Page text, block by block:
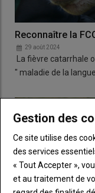
Reconnaître la
29 août 2024
La fièvre catarrhale
" maladie de la
Gestion des
Ce site utilise des
des services
« Tout Accepter »,
et au traitement de